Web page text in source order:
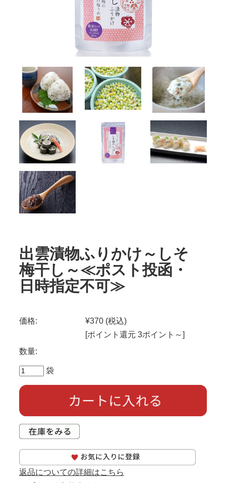
出雲漬物ふりかけ～しそ
梅干し～≪ポスト投函・
日時指定不可≫
価格: ¥370 (税込)
[ポイント還元 3ポイント～]
数量:
袋
返品についての詳細はこちら